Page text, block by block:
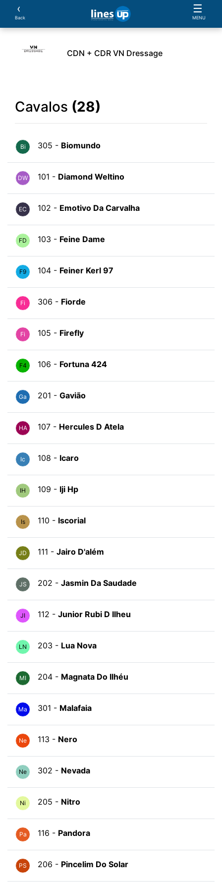
‹
Back
☰
MENU
CDN + CDR VN Dressage
Cavalos (28)
Bi 305 - Biomundo
DW 101 - Diamond Weltino
EC 102 - Emotivo Da Carvalha
FD 103 - Feine Dame
F9 104 - Feiner Kerl 97
Fi 306 - Fiorde
Fi 105 - Firefly
F4 106 - Fortuna 424
Ga 201 - Gavião
HA 107 - Hercules D Atela
Ic 108 - Icaro
IH 109 - Iji Hp
Is 110 - Iscorial
JD 111 - Jairo D'além
JS 202 - Jasmin Da Saudade
JI 112 - Junior Rubi D Ilheu
LN 203 - Lua Nova
MI 204 - Magnata Do Ilhéu
Ma 301 - Malafaia
Ne 113 - Nero
Ne 302 - Nevada
Ni 205 - Nitro
Pa 116 - Pandora
PS 206 - Pincelim Do Solar